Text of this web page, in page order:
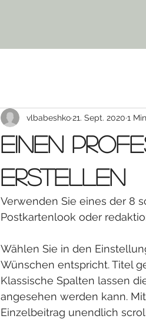
Einen
erstellen
vlbabeshko21. Sept. 2020 1
Verwenden Sie eines der 8
Postkartenlook oder
Wählen Sie in den
Wünschen entspricht. Titel
Klassische Spalten lassen
angesehen werden kann.
Einzelbeitrag unendlich